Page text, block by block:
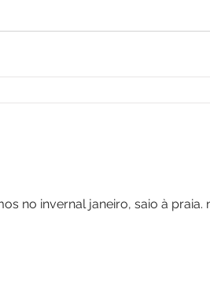
no invernal janeiro, saio à